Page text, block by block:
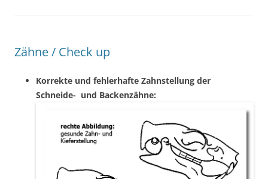
Zähne / Check up
Korrekte und fehlerhafte Zahnstellung der
Schneide- und Backenzähne: